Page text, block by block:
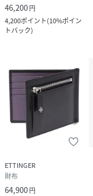
46,200円
4,200ポイント(10%ポイン
トバック)
ETTINGER
財布
64,900円